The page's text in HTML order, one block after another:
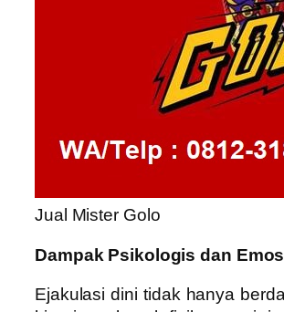
Jual Mister Golo
Dampak Psikologis dan
Ejakulasi dini tidak hanya